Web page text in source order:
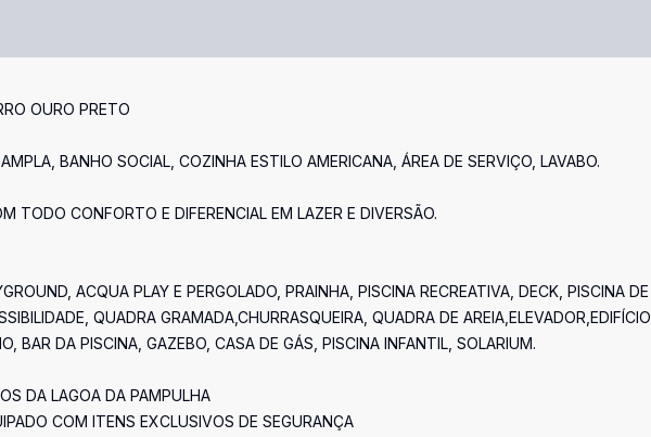
OURO PRETO
BANHO SOCIAL, COZINHA ESTILO AMERICANA, ÁREA DE SERVIÇO, LAVABO.
TODO CONFORTO E DIFERENCIAL EM LAZER E DIVERSÃO.
ACQUA PLAY E PERGOLADO, PRAINHA, PISCINA RECREATIVA, DECK, PISCINA DE
QUADRA GRAMADA,CHURRASQUEIRA, QUADRA DE AREIA,ELEVADOR,EDIFÍCIO
BAR DA PISCINA, GAZEBO, CASA DE GÁS, PISCINA INFANTIL, SOLARIUM.
DA LAGOA DA PAMPULHA
COM ITENS EXCLUSIVOS DE SEGURANÇA